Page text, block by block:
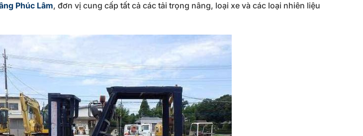
Phúc Lâm, đơn vị cung cấp tất cả các tải trọng nâng, loại xe và các loại nhiên liệu